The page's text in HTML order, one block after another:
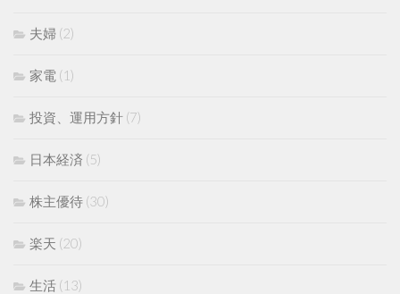
夫婦 (2)
家電 (1)
投資、運用方針 (7)
日本経済 (5)
株主優待 (30)
楽天 (20)
生活 (13)